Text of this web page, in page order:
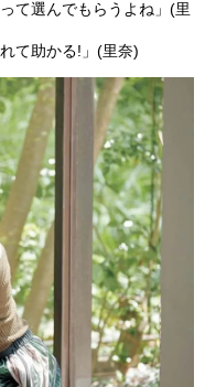
て選んでもらうよね」(里
て助かる!」(里奈)